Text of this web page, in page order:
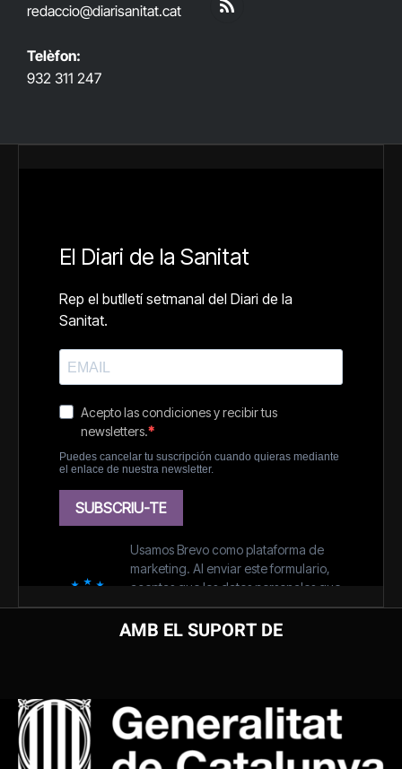
redaccio@diarisanitat.cat
Telèfon:
932 311 247
RSS
AMB EL SUPORT DE